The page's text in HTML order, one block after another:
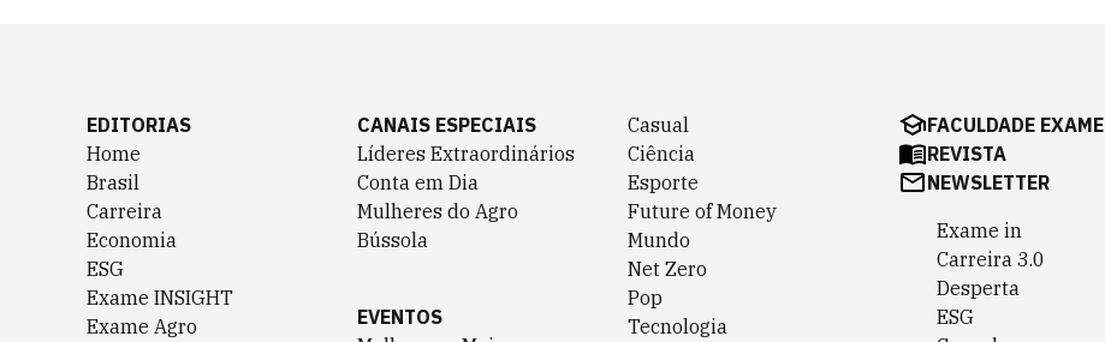
EDITORIAS
Home
Brasil
Carreira
Economia
ESG
Exame INSIGHT
Exame Agro
CANAIS ESPECIAIS
Líderes Extraordinários
Conta em Dia
Mulheres do Agro
Bússola
EVENTOS
Casual
Ciência
Esporte
Future of Money
Mundo
Net Zero
Pop
Tecnologia
FACULDADE EXAME
REVISTA
NEWSLETTER
Exame in
Carreira 3.0
Desperta
ESG